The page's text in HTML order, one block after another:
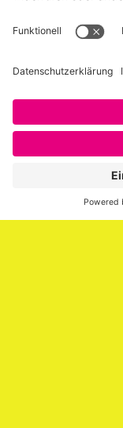
Über SAATKORN
SAATKORN ist der
er über die